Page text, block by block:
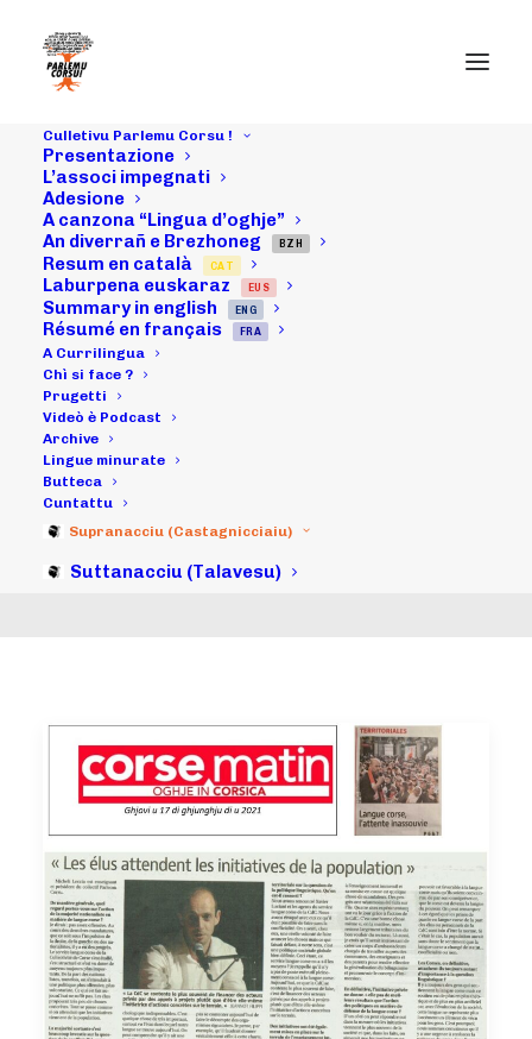
Culletivu Parlemu Corsu !
Presentazione
L’associ impegnati
Adesione
A canzona “Lingua d’oghje”
An diverrañ e Brezhoneg
BZH
Resum en català CAT
Laburpena euskaraz EUS
Summary in english ENG
Résumé en français FRA
A Currilingua
Chì si face ?
Prugetti
Videò è Podcast
Archive
Lingue minurate
Butteca
Cuntattu
Supranacciu (Castagnicciaiu)
Suttanacciu (Talavesu)
Month: June 2021